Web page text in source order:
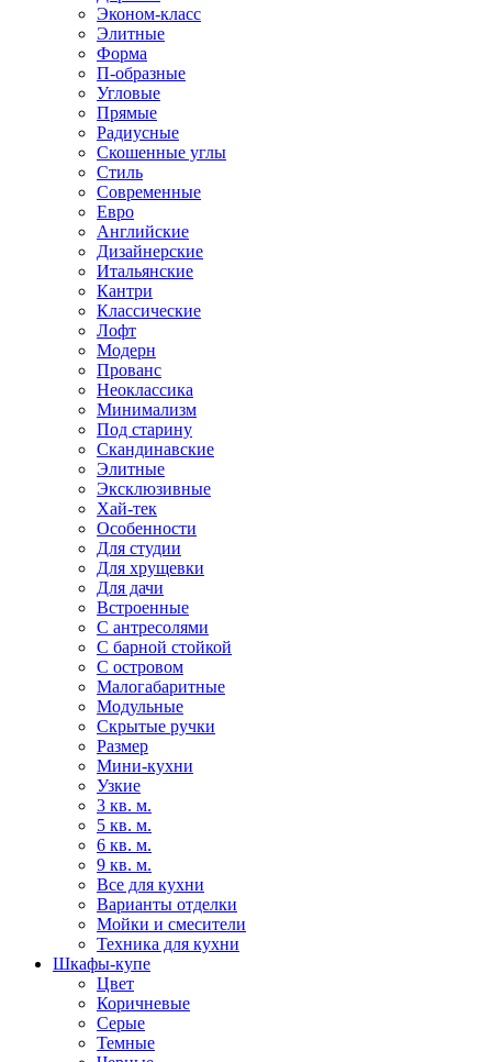
Эконом-класс
Элитные
Форма
П-образные
Угловые
Прямые
Радиусные
Скошенные углы
Стиль
Современные
Евро
Английские
Дизайнерские
Итальянские
Кантри
Классические
Лофт
Модерн
Прованс
Неоклассика
Минимализм
Под старину
Скандинавские
Элитные
Эксклюзивные
Хай-тек
Особенности
Для студии
Для хрущевки
Для дачи
Встроенные
С антресолями
С барной стойкой
С островом
Малогабаритные
Модульные
Скрытые ручки
Размер
Мини-кухни
Узкие
3 кв. м.
5 кв. м.
6 кв. м.
9 кв. м.
Все для кухни
Варианты отделки
Мойки и смесители
Техника для кухни
Шкафы-купе
Цвет
Коричневые
Серые
Темные